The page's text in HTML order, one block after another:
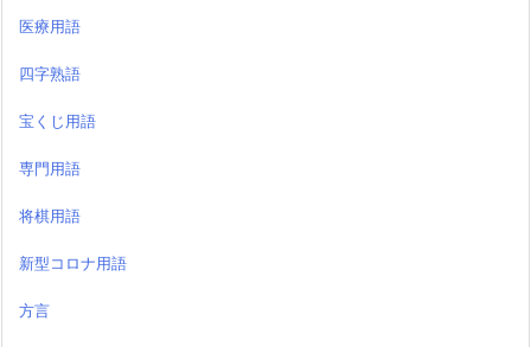
医療用語
四字熟語
宝くじ用語
専門用語
将棋用語
新型コロナ用語
方言